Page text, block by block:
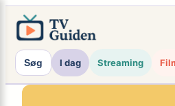
Spring
indhold
Søg I dag Streaming